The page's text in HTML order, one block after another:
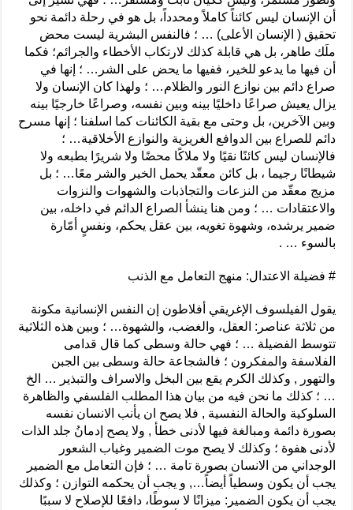
أن الإنسان ليس كائناً كاملاً ومحدداً، بل هو في رحلة دائمة نحو
تحقيق ( الإنسان الأعلى) … ؛ فالنفس البشرية ليست محض
ملَك طاهر، بل هي قابلة كذلك لارتكاب الأخطاء والجرائم؛ فكما
أن فيها ما يدعو للخير، ففيها ما يحض على الشر… ؛ إنها في
صراع دائم بين نوازع النور والظلام… ؛ ولهذا كان الإنسان ولا
يزال يعيش صراعًا داخليًا بينه وبين نفسه، وصراعًا خارجيًا بينه
وبين الآخرين، بل وحتى مع بقية الكائنات كما اسلفنا ؛ إنها مسرح
دائم للصراع بين الدوافع الغريزية والنوازع الأخلاقية… ؛
فالإنسان ليس كائنًا نقيًا ولا ملاكًا محضًا ولا شريرًا بطبعه ولا
شيطانًا رجيما ، بل كائن معقّد يحمل الخير والشر معًا… ؛ بل
مزيج معقّد من النزعات والتجاذبات والشهوات والنزوات
والاعتقادات … ؛ ومن هنا ينشأ الصراع الدائم في داخله، بين
ضمير يرشده، وشهوة تغويه، بين عقل يحكم، ونفسٍ أمّارة
بالسوء … .
# فضيلة الاعتدال: منهج التعامل مع الذنب
يقول الفيلسوف الإغريقي أفلاطون إن النفس الإنسانية مكونة
من ثلاثة عناصر: العقل، والغضب، والشهوة… ؛ وبين هذه الثلاثية
تتوسط الفضيلة … ؛ فهي حالة وسطى كما قال قدامى
الفلاسفة والمفكرون ؛ فالشجاعة حالة وسطى بين الجبن
والتهور , وكذلك الكرم يقع بين البخل والاسراف والتبذير … الخ
… ؛ كذلك ما نحن فيه من بيان هذا المطلب الفلسفي والظاهرة
السلوكية والحالة النفسية , فلا يصح ان يأنب الانسان نفسه
بصورة دائمة ومبالغة فيها لأدنى خطأ , ولا يصح إدمانُ جلد الذات
لأدنى هفوة ؛ وكذلك لا يصح موت الضمير وغياب الشعور
الوجداني من الانسان بصورة تامة … ؛ فإن التعامل مع الضمير
يجب أن يكون وسطياً أيضاً…, و يجب أن يحكمه التوازن ؛ وكذلك
يجب أن يكون الضمير: ميزانًا لا سوطًا، دافعًا للإصلاح لا سببًا